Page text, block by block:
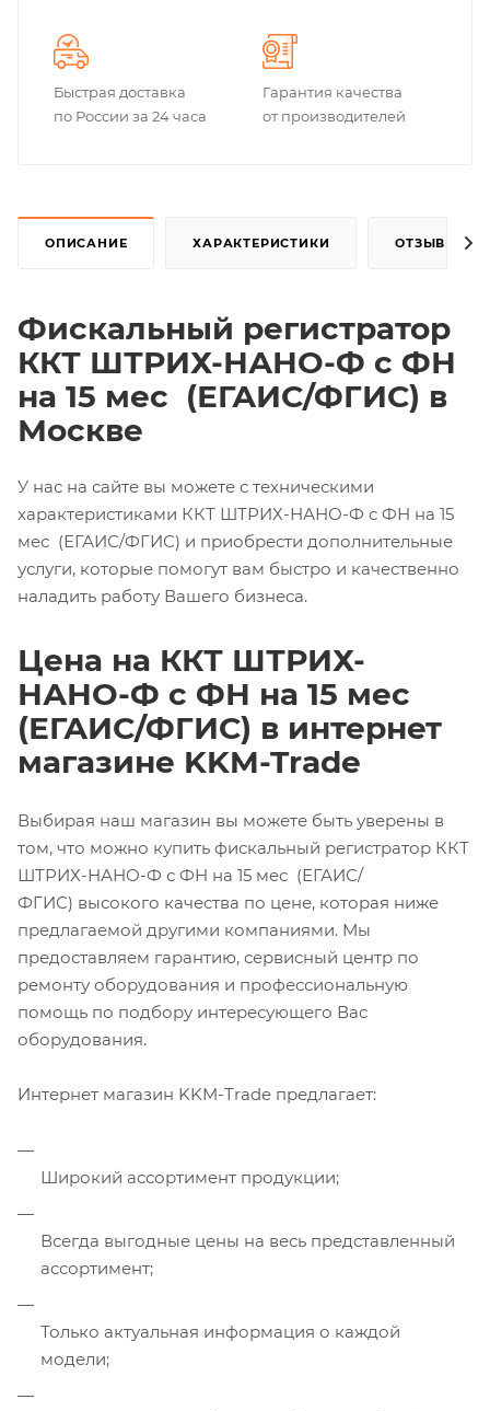
Быстрая доставка
по России за 24 часа
Гарантия качества
от производителей
ОПИСАНИЕ ХАРАКТЕРИСТИКИ ОТЗЫВЫ
Фискальный регистратор
ККТ ШТРИХ-НАНО-Ф с ФН
на 15 мес (ЕГАИС/ФГИС) в
Москве
У нас на сайте вы можете с техническими
характеристиками ККТ ШТРИХ-НАНО-Ф с ФН на 15
мес (ЕГАИС/ФГИС) и приобрести дополнительные
услуги, которые помогут вам быстро и качественно
наладить работу Вашего бизнеса.
Цена на ККТ ШТРИХ-
НАНО-Ф с ФН на 15 мес
(ЕГАИС/ФГИС) в интернет
магазине KKM-Trade
Выбирая наш магазин вы можете быть уверены в
том, что можно купить фискальный регистратор ККТ
ШТРИХ-НАНО-Ф с ФН на 15 мес (ЕГАИС/
ФГИС) высокого качества по цене, которая ниже
предлагаемой другими компаниями. Мы
предоставляем гарантию, сервисный центр по
ремонту оборудования и профессиональную
помощь по подбору интересующего Вас
оборудования.
Интернет магазин KKM-Trade предлагает:
Широкий ассортимент продукции;
Всегда выгодные цены на весь представленный
ассортимент;
Только актуальная информация о каждой
модели;